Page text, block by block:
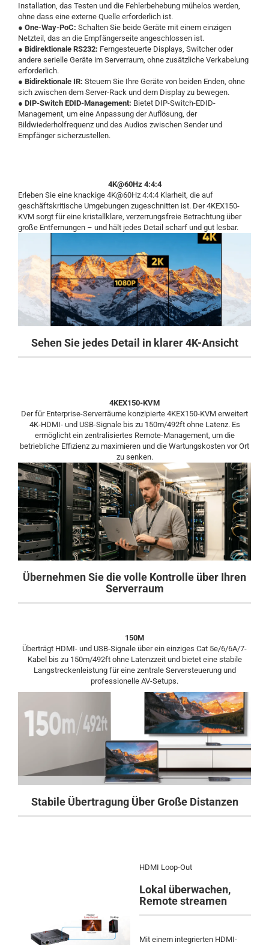
Installation, das Testen und die Fehlerbehebung mühelos werden,
ohne dass eine externe Quelle erforderlich ist.
● One-Way-PoC: Schalten Sie beide Geräte mit einem einzigen
Netzteil, das an die Empfängerseite angeschlossen ist.
● Bidirektionale RS232: Ferngesteuerte Displays, Switcher oder
andere serielle Geräte im Serverraum, ohne zusätzliche Verkabelung
erforderlich.
● Bidirektionale IR: Steuern Sie Ihre Geräte von beiden Enden, ohne
sich zwischen dem Server-Rack und dem Display zu bewegen.
● DIP-Switch EDID-Management: Bietet DIP-Switch-EDID-
Management, um eine Anpassung der Auflösung, der
Bildwiederholfrequenz und des Audios zwischen Sender und
Empfänger sicherzustellen.
4K@60Hz 4:4:4
Erleben Sie eine knackige 4K@60Hz 4:4:4 Klarheit, die auf
geschäftskritische Umgebungen zugeschnitten ist. Der 4KEX150-
KVM sorgt für eine kristallklare, verzerrungsfreie Betrachtung über
große Entfernungen – und hält jedes Detail scharf und gut lesbar.
Sehen Sie jedes Detail in klarer 4K-Ansicht
4KEX150-KVM
Der für Enterprise-Serverräume konzipierte 4KEX150-KVM erweitert
4K-HDMI- und USB-Signale bis zu 150m/492ft ohne Latenz. Es
ermöglicht ein zentralisiertes Remote-Management, um die
betriebliche Effizienz zu maximieren und die Wartungskosten vor Ort
zu senken.
Übernehmen Sie die volle Kontrolle über Ihren
Serverraum
150M
Überträgt HDMI- und USB-Signale über ein einziges Cat 5e/6/6A/7-
Kabel bis zu 150m/492ft ohne Latenzzeit und bietet eine stabile
Langstreckenleistung für eine zentrale Serversteuerung und
professionelle AV-Setups.
Stabile Übertragung Über Große Distanzen
HDMI Loop-Out
Lokal überwachen,
Remote streamen
Mit einem integrierten HDMI-